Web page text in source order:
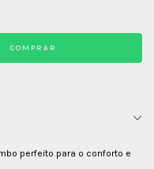
perfeito para o conforto e